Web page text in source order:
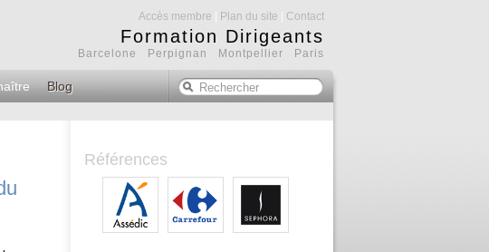
Accès membre Plan du site Contact
Formation Dirigeants
Barcelone Perpignan Montpellier Paris
Blog
Références